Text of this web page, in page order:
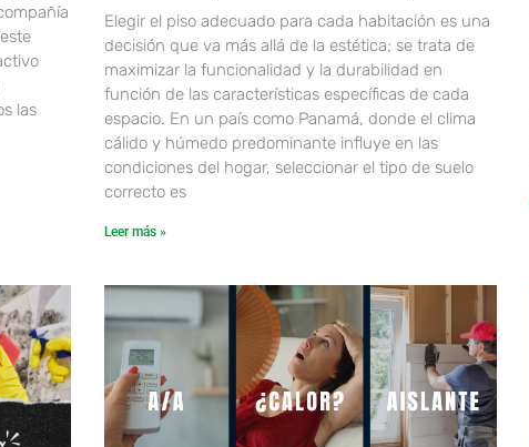
las
Elegir el piso adecuado para cada habitación es una
decisión que va más allá de la estética; se trata de
maximizar la funcionalidad y la durabilidad en
función de las características específicas de cada
espacio. En un país como Panamá, donde el clima
cálido y húmedo predominante influye en las
condiciones del hogar, seleccionar el tipo de suelo
correcto es
Leer más »